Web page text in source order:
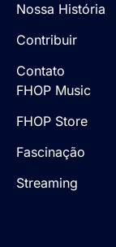
Nossa História
Contribuir
Contato
FHOP Music
FHOP Store
Fascinação
Streaming